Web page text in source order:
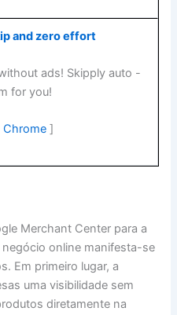
and zero effort
ads! Skipply auto -
for you!
Chrome]
Merchant Center para a
online manifesta-se
Em primeiro lugar, a
uma visibilidade sem
diretamente na